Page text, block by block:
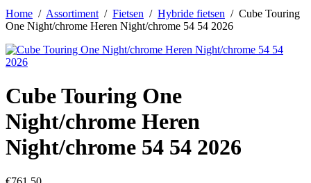
Home / Assortiment / Fietsen / Hybride fietsen / Cube Touring
One Night/chrome Heren Night/chrome 54 54 2026
Cube Touring One
Night/chrome Heren
Night/chrome 54 54 2026